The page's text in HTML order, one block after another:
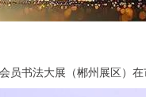
员书法大展（郴州展区）在